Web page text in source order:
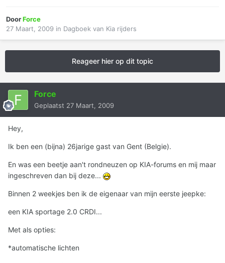
DoorForce
27 Maart, 2009 in Dagboek van Kia rijders
Reageer hier op dit topic
Force
Geplaatst 27 Maart, 2009
Hey,
Ik ben een (bijna) 26jarige gast van Gent (Belgie).
En was een beetje aan't rondneuzen op KIA-forums en mij maar
ingeschreven dan bij deze...
Binnen 2 weekjes ben ik de eigenaar van mijn eerste jeepke:
een KIA sportage 2.0 CRDI...
Met als opties:
*automatische lichten